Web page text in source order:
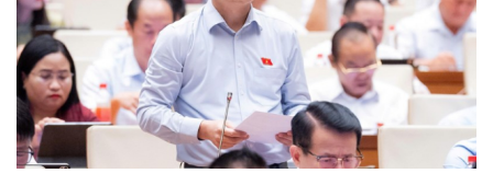
Thổ cẩm Chăm Mỹ Nghiệp: Từ ngôn ngữ văn hóa
đến sản phẩm du lịch độc đáo
Vì sao lượng khách Philippines đến Việt Nam tăng
trưởng vượt bậc?
Những hương vị đưa TP.HCM thành thiên đường ẩm